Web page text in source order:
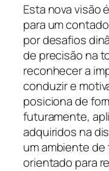
Esta nova visão
para um
por desafios
de precisão na
reconhecer a
conduzir e
posiciona de
futuramente,
adquiridos na
um ambiente
orientado para